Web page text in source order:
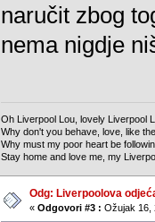
naručit zbog
nema nigdje
Oh Liverpool Lou, lovely Liverpool
Why don't you behave, love, like
Why must my poor heart be
Stay home and love me, my
Odg: Liverpoolova
« Odgovori #3 : Ožujak 16,